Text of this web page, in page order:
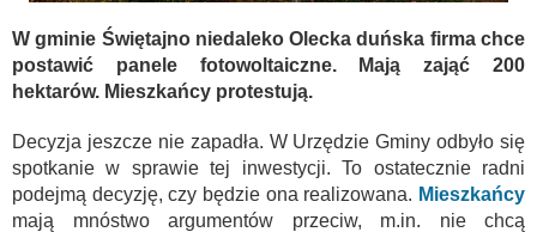
W gminie Świętajno niedaleko Olecka duńska firma chce
postawić panele fotowoltaiczne. Mają zająć 200
hektarów. Mieszkańcy protestują.
Decyzja jeszcze nie zapadła. W Urzędzie Gminy odbyło się
spotkanie w sprawie tej inwestycji. To ostatecznie radni
podejmą decyzję, czy będzie ona realizowana. Mieszkańcy
mają mnóstwo argumentów przeciw, m.in. nie chcą